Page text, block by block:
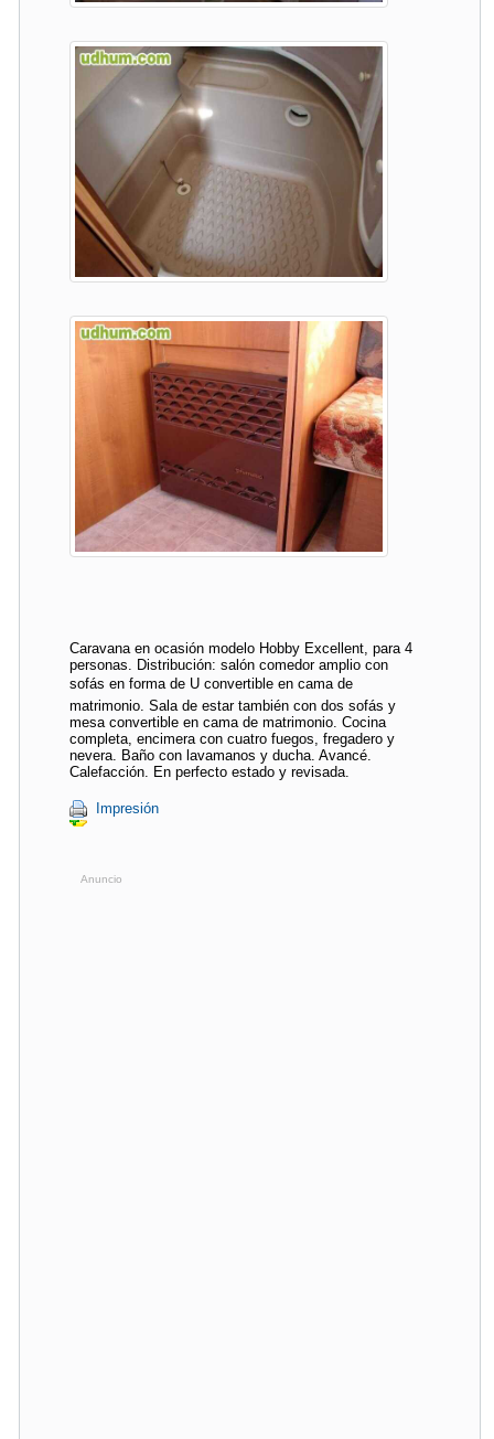
Caravana en ocasión modelo Hobby Excellent, para 4
personas. Distribución: salón comedor amplio con
sofás en forma de U convertible en cama de
matrimonio. Sala de estar también con dos sofás y
mesa convertible en cama de matrimonio. Cocina
completa, encimera con cuatro fuegos, fregadero y
nevera. Baño con lavamanos y ducha. Avancé.
Calefacción. En perfecto estado y revisada.
Impresión
Anuncio